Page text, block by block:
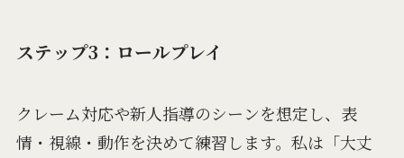
ステップ3：ロールプレイ
クレーム対応や新人指導のシーンを想定し、表
情・視線・動作を決めて練習します。私は「大丈